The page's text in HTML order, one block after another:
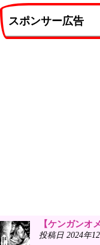
スポンサー広告
【ケンガンオ
投稿日 2024年